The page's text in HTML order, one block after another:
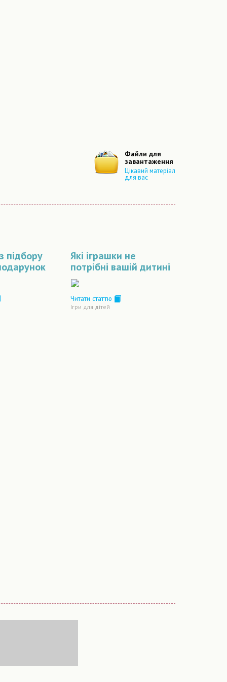
Файли для
завантаження
Цікавий матеріал
для вас
підбору
Які іграшки не
потрібні вашій дитині
Читати статтю
Ігри для дітей